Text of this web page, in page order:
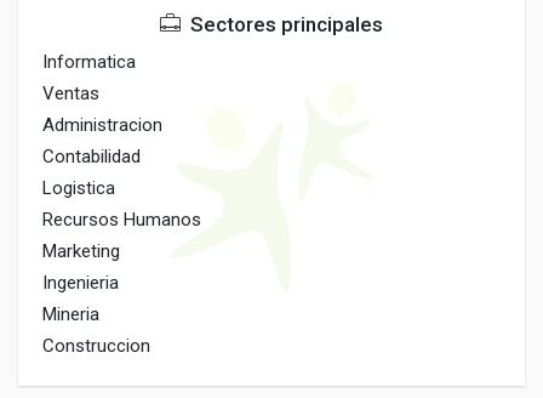
Sectores principales
Informatica
Ventas
Administracion
Contabilidad
Logistica
Recursos Humanos
Marketing
Ingenieria
Mineria
Construccion